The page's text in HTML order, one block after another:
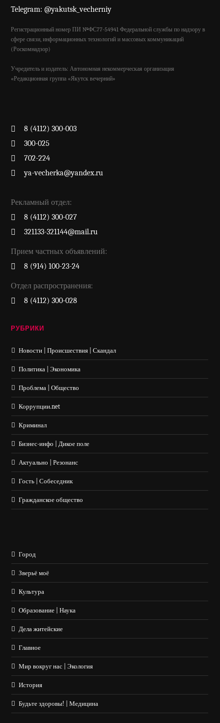
Telegram: @yakutsk_vecherniy
Регистрационный номер ПИ №ФС77-54941 Федеральной службы по надзору в
сфере связи, информационных технологий и массовых коммуникаций
(Роскомнадзор)
Учредитель и издатель: Автономная некоммерческая организация
«Редакционная группа «Якутск вечерний»
8 (4112) 300-003
300-025
702-224
ya-vecherka@yandex.ru
Рекламный отдел:
8 (4112) 300-027
321133-321144@mail.ru
Прием частных объявлений:
8 (914) 100-23-24
Отдел распространения:
8 (4112) 300-028
РУБРИКИ
Новости | Происшествия | Скандал
Политика | Экономика
Проблема | Общество
Коррупции.net
Криминал
Бизнес-инфо | Дикое поле
Актуально | Резонанс
Гость | Собеседник
Гражданское общество
Город
Зверьё моё
Культура
Образование | Наука
Дела житейские
Главное
Мир вокруг нас | Экология
История
Будьте здоровы! | Медицина